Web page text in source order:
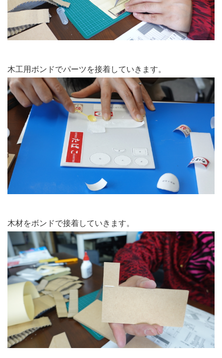
木工用ボンドでパーツを接着していきます。
木材をボンドで接着していきます。